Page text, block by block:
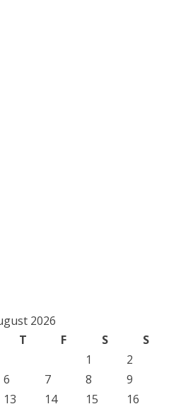
2026
T F S
S
1
2
6 7 8
9
13 14 15 16